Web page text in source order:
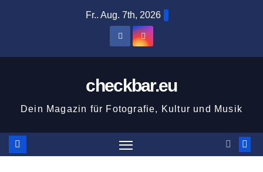
Fr.. Aug. 7th, 2026
checkbar.eu
Dein Magazin für Fotografie, Kultur und Musik